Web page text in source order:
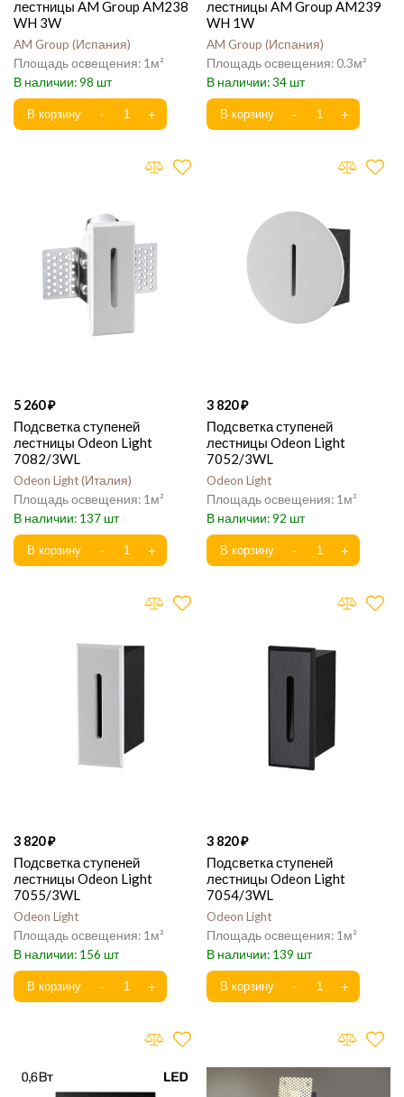
лестницы AM Group AM238
WH 3W
AM Group Испания
1
98
лестницы AM Group AM239
WH 1W
AM Group Испания
0.3
34
5 260
Подсветка ступеней
лестницы Odeon Light
7082/3WL
Odeon Light Италия
1
137
3 820
Подсветка ступеней
лестницы Odeon Light
7052/3WL
Odeon Light
1
92
3 820
Подсветка ступеней
лестницы Odeon Light
7055/3WL
Odeon Light
1
156
3 820
Подсветка ступеней
лестницы Odeon Light
7054/3WL
Odeon Light
1
139